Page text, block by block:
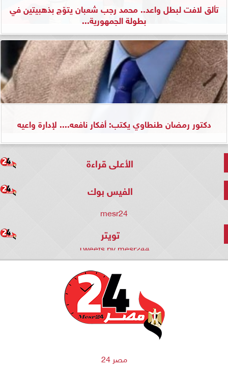
تألق لافت لبطل واعد.. محمد رجب شعبان يتوّج بذهبيتين في
بطولة الجمهورية...
دكتور رمضان طنطاوي يكتب: أفكار نافعه.... لإدارة واعيه
الأعلى قراءة
الفيس بوك
mesr24
تويتر
Tweets by mesr244
مصر 24